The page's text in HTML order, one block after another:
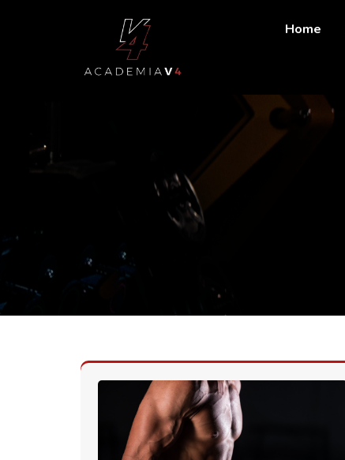
Home